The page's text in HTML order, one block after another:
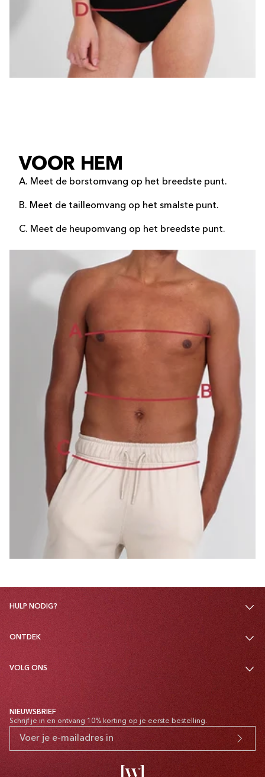
VOOR HEM
A. Meet de borstomvang op het breedste punt.
B. Meet de tailleomvang op het smalste punt.
C. Meet de heupomvang op het breedste punt.
HULP NODIG?
ONTDEK
VOLG ONS
NIEUWSBRIEF
Schrijf je in en ontvang 10% korting op je eerste bestelling.